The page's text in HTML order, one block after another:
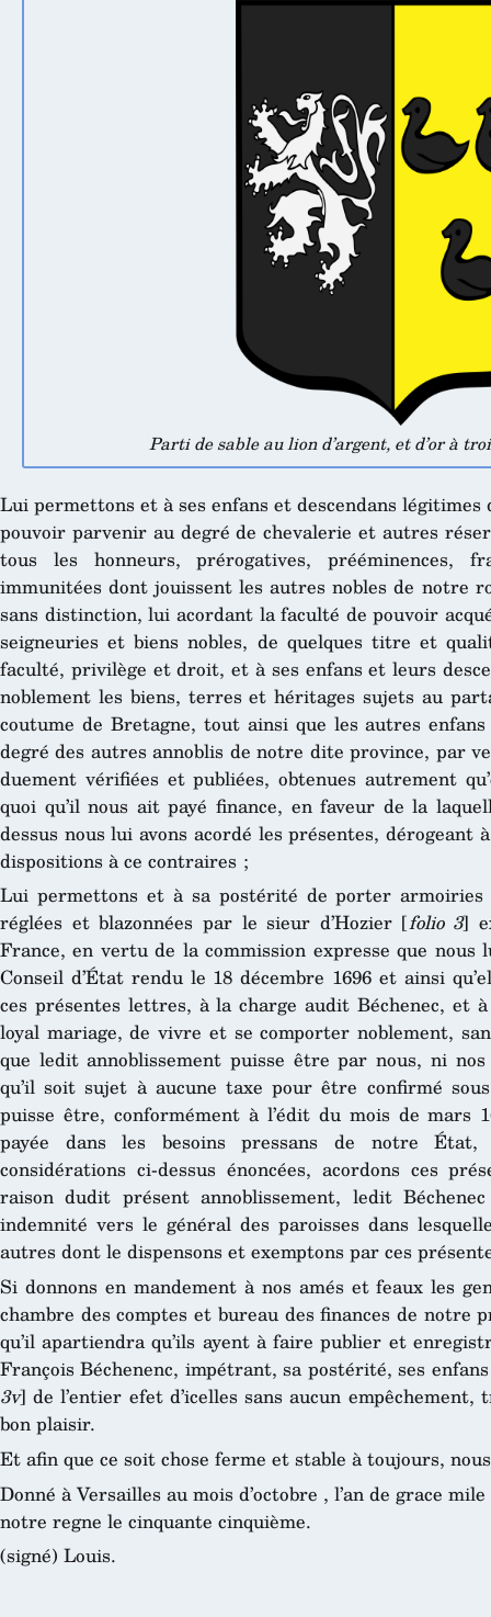
Parti de sable au lion d’argent, et d’or à
Lui permettons et à ses enfans et descendans
pouvoir parvenir au degré de chevalerie et autres
tous les honneurs, prérogatives, prééminences,
immunitées dont jouissent les autres nobles de notre
sans distinction, lui acordant la faculté de pouvoir
seigneuries et biens nobles, de quelques titre et
faculté, privilège et droit, et à ses enfans et leurs
noblement les biens, terres et héritages sujets au
coutume de Bretagne, tout ainsi que les autres
degré des autres annoblis de notre dite province, par
duement vérifiées et publiées, obtenues autrement
quoi qu’il nous ait payé finance, en faveur de la
dessus nous lui avons acordé les présentes,
dispositions à ce contraires ;
Lui permettons et à sa postérité de porter armoiries
réglées et blazonnées par le sieur d’Hozier [folio 3]
France, en vertu de la commission expresse que
Conseil d’État rendu le 18 décembre 1696 et ainsi
ces présentes lettres, à la charge audit Béchenec, et à
loyal mariage, de vivre et se comporter noblement,
que ledit annoblissement puisse être par nous, ni
qu’il soit sujet à aucune taxe pour être confirmé
puisse être, conformément à l’édit du mois de mars
payée dans les besoins pressans de notre
considérations ci-dessus énoncées, acordons ces
raison dudit présent annoblissement, ledit
indemnité vers le général des paroisses dans
autres dont le dispensons et exemptons par ces
Si donnons en mandement à nos amés et feaux les
chambre des comptes et bureau des finances de notre
qu’il apartiendra qu’ils ayent à faire publier et
François Béchenenc, impétrant, sa postérité, ses
3v] de l’entier efet d’icelles sans aucun
bon plaisir.
Et afin que ce soit chose ferme et stable à toujours,
Donné à Versailles au mois d’octobre , l’an de grace
notre regne le cinquante cinquième.
(signé) Louis.